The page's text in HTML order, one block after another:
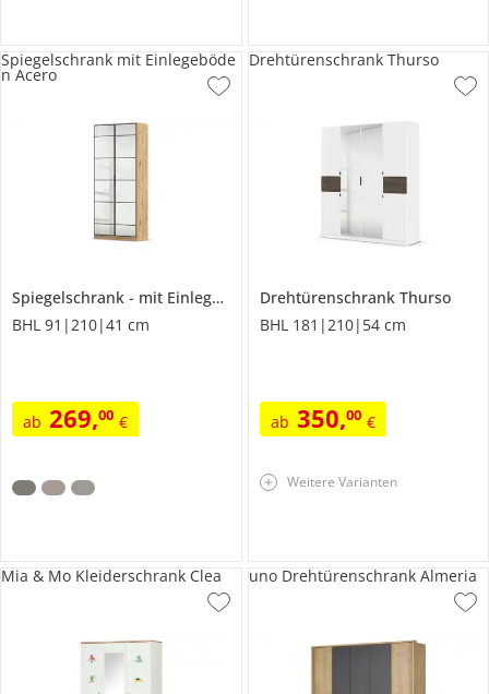
Spiegelschrank mit Einlegeböden
Acero
BHL 91|210|41 cm
ab 269,00 €
Spiegelschrank mit Einlegeböde
n Acero
Drehtürenschrank Thurso
BHL 181|210|54 cm
ab 350,00 €
Drehtürenschrank Thurso
Weitere Varianten
Mia & Mo Kleiderschrank Clea uno Drehtürenschrank Almeria